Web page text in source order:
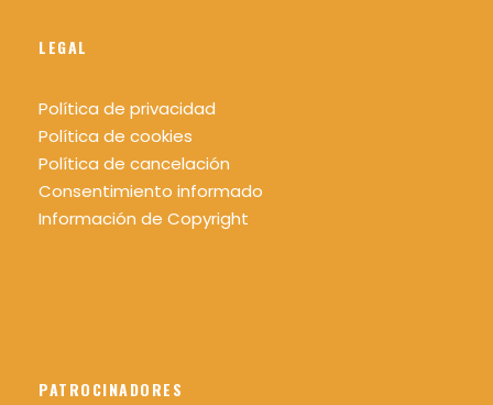
LEGAL
Política de privacidad
Política de cookies
Política de cancelación
Consentimiento informado
Información de Copyright
PATROCINADORES